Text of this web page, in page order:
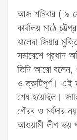
আজ শনিবার ( ৯
কার্যালয় মাঠে
খালেদা জিয়ার
সমাবেশে প্রধান
তিনি আরো বলেন,
ও ত্রুটিপূর্ণ। এই
শেষ হয়েছিল।
গৌরব ও মর্যদার
আওয়ামী লীগ ভয়